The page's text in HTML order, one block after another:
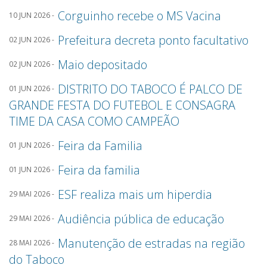
10 JUN 2026 - Corguinho recebe o MS Vacina
02 JUN 2026 - Prefeitura decreta ponto facultativo
02 JUN 2026 - Maio depositado
01 JUN 2026 - DISTRITO DO TABOCO É PALCO DE
GRANDE FESTA DO FUTEBOL E CONSAGRA
TIME DA CASA COMO CAMPEÃO
01 JUN 2026 - Feira da Familia
01 JUN 2026 - Feira da familia
29 MAI 2026 - ESF realiza mais um hiperdia
29 MAI 2026 - Audiência pública de educação
28 MAI 2026 - Manutenção de estradas na região
do Taboco